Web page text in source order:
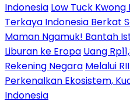
Indonesia Low Tuck
Terkaya Indonesia Berkat
Maman Ngamuk! Bantah
Liburan ke Eropa Uang
Rekening Negara Melalui
Perkenalkan Ekosistem,
Indonesia